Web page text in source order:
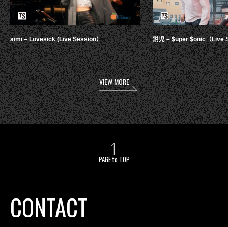
aimi – Lovesick (Live Session） 鋭児 – $uper $onic（Live
VIEW MORE
PAGE to TOP
CONTACT